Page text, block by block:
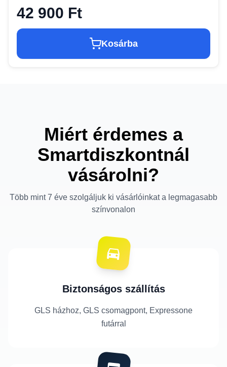
42 900 Ft
Kosárba
Miért érdemes a
Smartdiszkontnál
vásárolni?
Több mint 7 éve szolgáljuk ki vásárlóinkat a legmagasabb
színvonalon
Biztonságos szállítás
GLS házhoz, GLS csomagpont, Expressone
futárral